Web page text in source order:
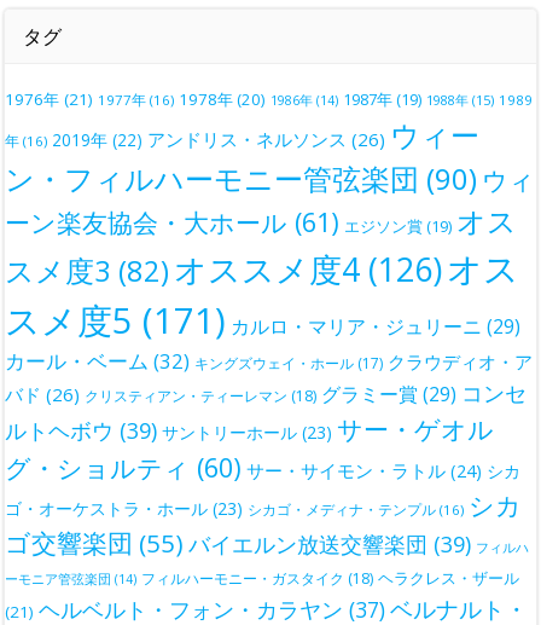
タグ
1976年 (21) 1977年 (16) 1978年(20) 1986年 (14) 1987年(19) 1988年 (15) 1989
年 (16) 2019年 (22) アンドリス・ネルソンス (26) ウィー
ン・フィルハーモニー管弦楽団 (90) ウィ
ーン楽友協会・大ホール (61) エジソン賞(19) オス
スメ度3 (82) オススメ度4 (126)オス
スメ度5 (171) カルロ・マリア・ジュリーニ (29)
カール・ベーム (32) キングズウェイ・ホール (17) クラウディオ・ア
バド (26) クリスティアン・ティーレマン (18) グラミー賞 (29) コンセ
ルトヘボウ (39) サントリーホール (23) サー・ゲオル
グ・ショルティ (60) サー・サイモン・ラトル (24) シカ
ゴ・オーケストラ・ホール (23) シカゴ・メディナ・テンプル (16) シカ
ゴ交響楽団 (55) バイエルン放送交響楽団 (39) フィルハ
ーモニア管弦楽団 (14) フィルハーモニー・ガスタイク (18) ヘラクレス・ザール
(21) ヘルベルト・フォン・カラヤン (37)ベルナルト・